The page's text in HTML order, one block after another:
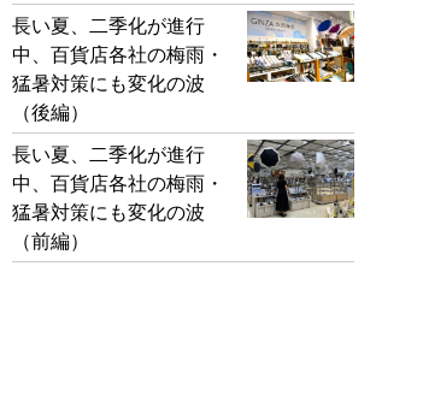
長い夏、二季化が進行
中、百貨店各社の梅雨・
猛暑対策にも変化の波
（後編）
長い夏、二季化が進行
中、百貨店各社の梅雨・
猛暑対策にも変化の波
（前編）